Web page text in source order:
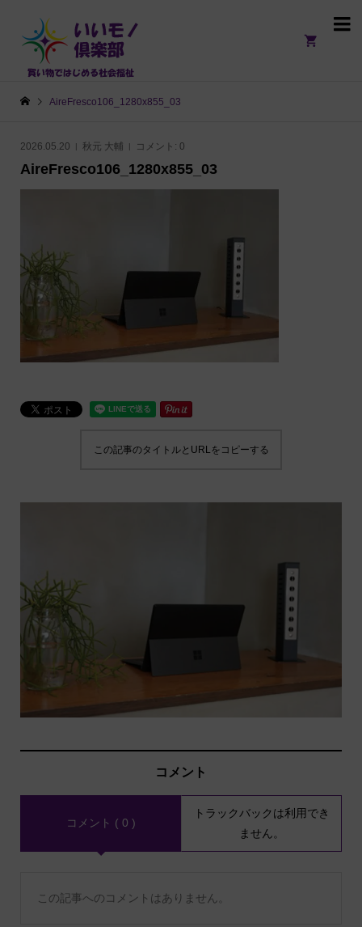

AireFresco106_1280x855_03
2026.05.20 秋元 大輔 コメント: 0
AireFresco106_1280x855_03
この記事のタイトルとURLをコピーする
コメント
コメント ( 0 )
トラックバックは利用でき
ません。
この記事へのコメントはありません。